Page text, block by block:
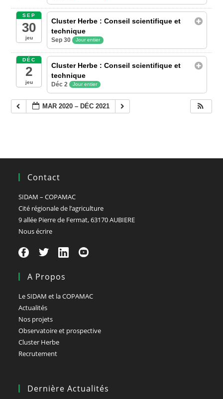
SEP
30
jeu
Cluster Herbe : Conseil scientifique et
technique
Sep 30 Jour entier
DÉC
2
jeu
Cluster Herbe : Conseil scientifique et
technique
Déc 2 Jour entier
MAR 2020 – DÉC 2021
Contact
SIDAM – COPAMAC
Cité régionale de l’agriculture
9 allée Pierre de Fermat, 63170 AUBIERE
Nous écrire
A Propos
Le SIDAM et la COPAMAC
Actualités
Nos projets
Observatoire et prospective
Cluster Herbe
Recrutement
Dernière Actualités